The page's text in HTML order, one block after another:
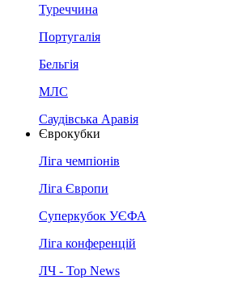
Туреччина
Португалія
Бельгія
МЛС
Саудівська Аравія
Єврокубки
Ліга чемпіонів
Ліга Європи
Суперкубок УЄФА
Ліга конференцій
ЛЧ - Top News